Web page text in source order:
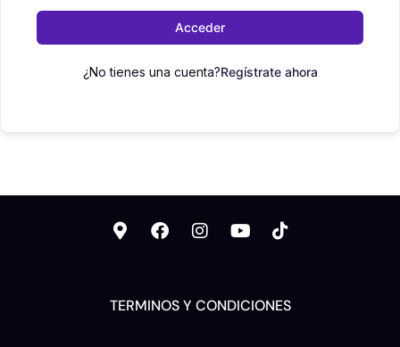
Acceder
¿No tienes una cuenta?Regístrate ahora
TERMINOS Y CONDICIONES